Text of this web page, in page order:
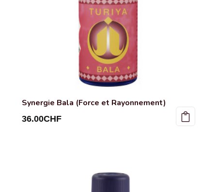
Synergie Bala (Force et Rayonnement)
36.00CHF